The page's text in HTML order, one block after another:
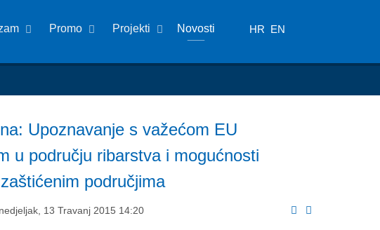
Promo Projekti Novosti HR EN
Upoznavanje s važećom EU
u području ribarstva i mogućnosti
područjima
13 Travanj 2015 14:20